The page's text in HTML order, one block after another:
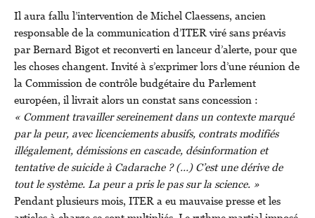
Il aura fallu l’intervention de Michel Claessens, ancien
responsable de la communication d’ITER viré sans préavis
par Bernard Bigot et reconverti en lanceur d’alerte, pour que
les choses changent. Invité à s’exprimer lors d’une réunion de
la Commission de contrôle budgétaire du Parlement
européen, il livrait alors un constat sans concession :
« Comment travailler sereinement dans un contexte marqué
par la peur, avec licenciements abusifs, contrats modifiés
illégalement, démissions en cascade, désinformation et
tentative de suicide à Cadarache ? (…) C’est une dérive de
tout le système. La peur a pris le pas sur la science. »
Pendant plusieurs mois, ITER a eu mauvaise presse et les